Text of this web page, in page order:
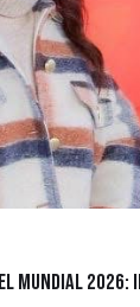
Mundial